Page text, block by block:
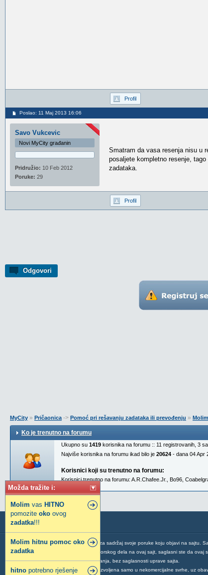
Možda tražite i:
Molim vas HITNO
pomozite oko ovog
zadatka!!!
Molim hitnu pomoc oko
zadatka
hitno potrebno rješenje
Odgovori
Profil
Poslao: 11 Maj 2013 16:06
Savo Vukcevic
Novi MyCity građanin
Pridružio: 10 Feb 2012
Poruke: 29
Smatram da vasa resenja nisu u
posaljete kompletno resenje,
zadataka.
Profil
MyCity » Pričaonica-> Pomoć pri rešavanju zadataka ili prevođenju »
Ko je trenutno na forumu
Ukupno su 1419 korisnika na forumu :: 11 registrovanih, 3
Najviše korisnika na forumu ikad bilo je 20624 - dana 04 Apr
Korisnici koji su trenutno na forumu:
Korisnici trenutno na forumu: A.R.Chafee.Jr. Bo96
Svaki korisnik ovog sajta je odgovoran za sadržaj svoje poruke koju objavi na sajtu.
Postavljanjem vaše poruke ili vašeg autorskog dela na ovaj sajt, saglasni ste da ovaj
mogućnosti njegovog povlačenja ili brisanja, bez saglasnosti uprave sajta.
Distribucija sadržaja sa ovog sajta je dozvoljena samo u nekomercijalne svrhe, uz